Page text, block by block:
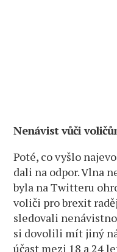
Nenávist vůči
Poté, co vyšlo
dali na odpor. Vlna
byla na Twitteru
voliči pro brexit
sledovali
si dovolili mít jiný
účast mezi 18 a 24